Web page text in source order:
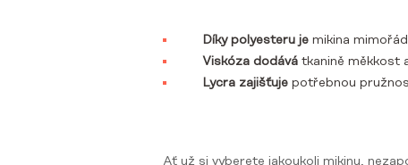
Díky polyesteru je mikina
Viskóza dodává tkanině měkkost
Lycra zajišťuje potřebnou
Ať už si vyberete jakoukoli mikinu,